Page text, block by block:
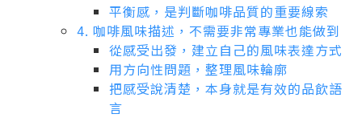
平衡感，是判斷咖啡品質的重要線索
4. 咖啡風味描述，不需要非常專業也能做到
從感受出發，建立自己的風味表達方式
用方向性問題，整理風味輪廓
把感受說清楚，本身就是有效的品飲語
言